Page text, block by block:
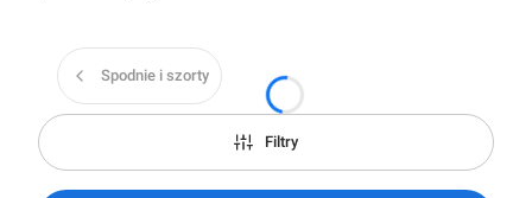
Spodnie i szorty
Filtry